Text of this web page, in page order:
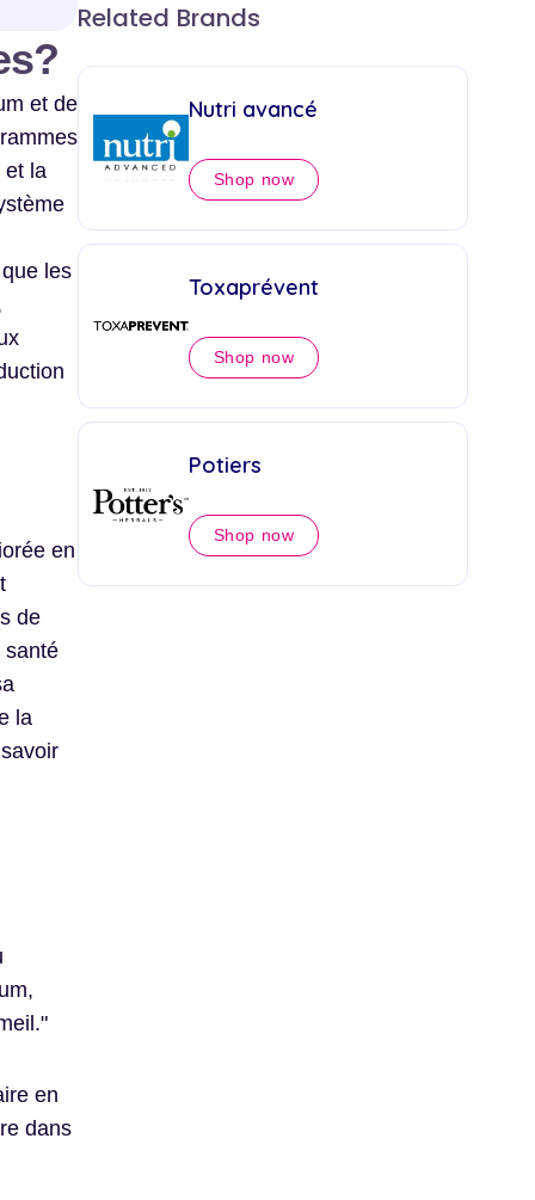
Related Brands
Nutri avancé
Shop now
Toxaprévent
Shop now
Potiers
Shop now
et de
et la
les
en
de
santé
la
en
dans